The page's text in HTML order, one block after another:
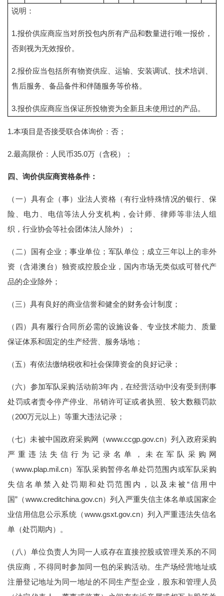
说明：
1.报价供应商应当对所投包内所有产品和数量进行唯一报价，
否则视为无效报价。
2.报价应当包括所有物资供应、运输、安装调试、技术培训、
售后服务、备品备件和伴随服务等价格。
3.报价供应商应当保证所投物资为全新且未使用过的产品。
1.本项目是否接受联合体询价：否；
2.最高限价：人民币35.0万（含税）；
四、 询价供应商资格条件：
（一）具有企（事）业法人资格（有行业特殊情况的银行、保
险、电力、电信等法人分支机构，会计师、律师等非法人组
织，行业协会等社会团体法人除外）；
（二）国有企业；事业单位；军队单位；成立三年以上的非外
资（含港澳台）独资或控股企业，国内市场无类似或可替代产
品的企业除外；
（三）具有良好的商业信誉和健全的财务会计制度；
（四）具有履行合同所必需的设施设备、专业技术能力、质量
保证体系和固定的生产经营、服务场地；
（五）有依法缴纳税收和社会保障资金的良好记录；
（六）参加军队采购活动前3年内，在经营活动中没有受到刑事
处罚或者责令停产停业、吊销许可证或者执照、较大数额罚款
（200万元以上）等重大违法记录；
（七）未被中国政府采购网（www.ccgp.gov.cn）列入政府采购
严重违法失信行为记录名单，未在军队采购网
（www.plap.mil.cn）军队采购暂停名单处罚范围内或军队采购
失信名单禁入处罚期和处罚范围内，以及未被“信用中
国”（www.creditchina.gov.cn）列入严重失信主体名单或国家企
业信用信息公示系统（www.gsxt.gov.cn）列入严重违法失信名
单（处罚期内）。
（八）单位负责人为同一人或存在直接控股或管理关系的不同
供应商，不得同时参加同一包的采购活动。生产场经营地址或
注册登记地址为同一地址的不同生产型企业，股东和管理人员